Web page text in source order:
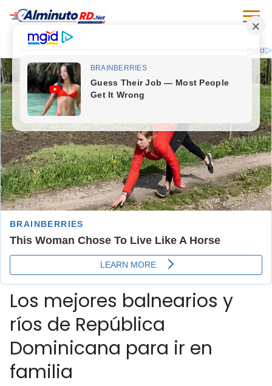
Los mejores balnearios y
ríos de República
Dominicana para ir en
familia